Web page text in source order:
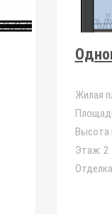
Жилая
Высота
Этаж: 2